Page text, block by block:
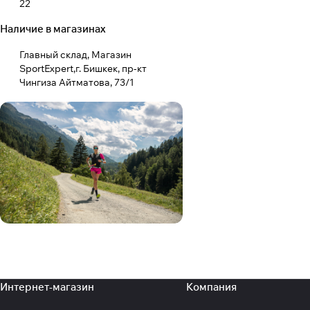
22
23
24
25
26
Наличие в магазинах
Главный склад, Магазин
SportExpert,г. Бишкек, пр-кт
Чингиза Айтматова, 73/1
Интернет-магазин Компания